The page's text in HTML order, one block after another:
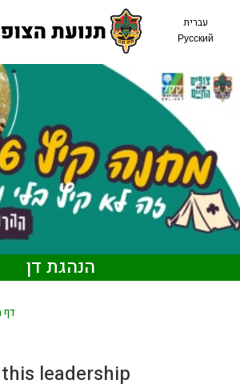
עברית
Русский
הנהגת דן
דף
leadership